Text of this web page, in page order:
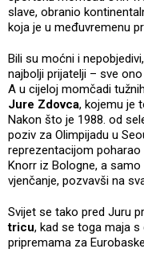
slave, obranio
koja je u međuvremenu
Bili su moćni i
najbolji prijatelji – sve
A u cijeloj momčadi
Jure Zdovca, kojemu je
Nakon što je 1988. od
poziv za Olimpijadu u
reprezentacijom
Knorr iz Bologne, a
vjenčanje, pozvavši na
Svijet se tako pred Juru
tricu, kad se toga maja
pripremama za